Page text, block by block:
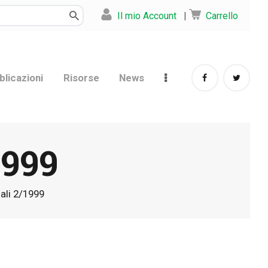
Il mio Account | Carrello
Risorse News
2/1999